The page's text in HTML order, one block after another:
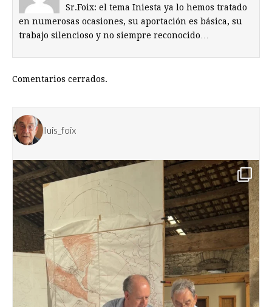
Sr.Foix: el tema Iniesta ya lo hemos tratado
en numerosas ocasiones, su aportación es básica, su
trabajo silencioso y no siempre reconocido…
Comentarios cerrados.
lluis_foix